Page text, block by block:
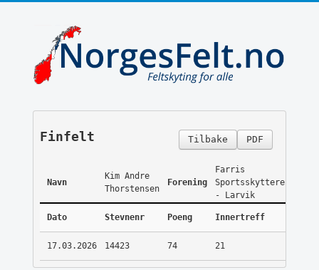
PDF
Tilbake
Finfelt
Navn
Kim Andre
Thorstensen
Forening
Farris
Sportsskyttere
- Larvik
Dato Stevnenr Poeng Innertreff
17.03.2026 14423 74 21